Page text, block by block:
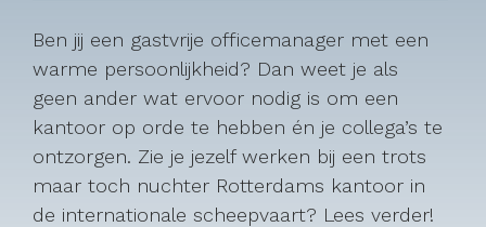
Ben jij een gastvrije officemanager met een
warme persoonlijkheid? Dan weet je als
geen ander wat ervoor nodig is om een
kantoor op orde te hebben én je collega’s te
ontzorgen. Zie je jezelf werken bij een trots
maar toch nuchter Rotterdams kantoor in
de internationale scheepvaart? Lees verder!